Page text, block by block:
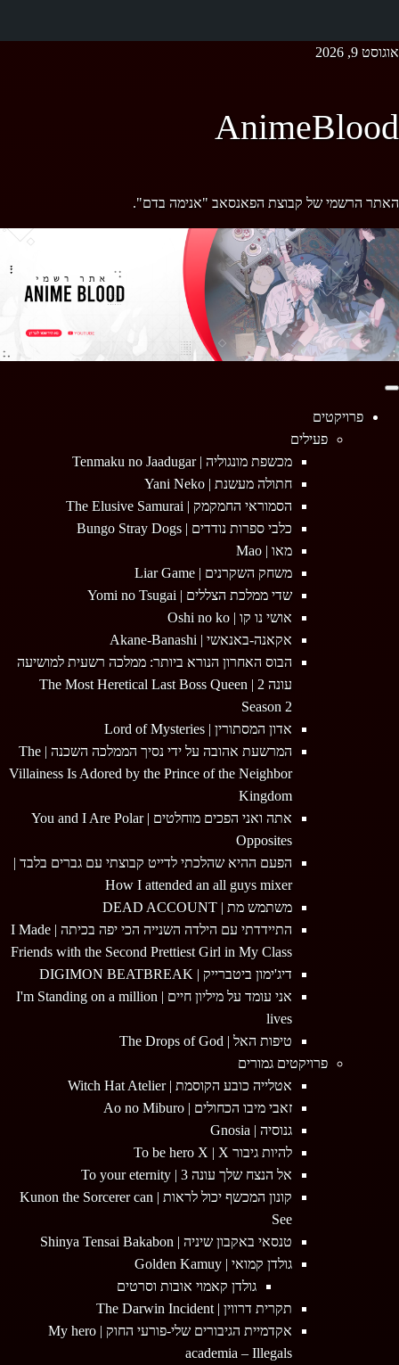
Skip
אוגוסט 9, 2026
AnimeBlood
האתר הרשמי של קבוצת הפאנסאב "אנימה בדם".
Menu פרויקטים
פעילים
מכשפת מונגוליה | Tenmaku no Jaadugar
חתולה מעשנת | Yani Neko
הסמוראי החמקמק | The Elusive Samurai
כלבי ספרות נודדים | Bungo Stray Dogs
מאו | Mao
משחק השקרנים | Liar Game
שדי ממלכת הצללים | Yomi no Tsugai
אושי נו קו | Oshi no ko
אקאנה-באנאשי | Akane-Banashi
הבוס האחרון הנורא ביותר: ממלכה רשעית למושיעה
עונה 2 | The Most Heretical Last Boss Queen
Season 2
אדון המסתורין | Lord of Mysteries
המרשעת אהובה על ידי נסיך הממלכה השכנה | The
Villainess Is Adored by the Prince of the Neighbor
Kingdom
אתה ואני הפכים מוחלטים | You and I Are Polar
Opposites
הפעם ההיא שהלכתי לדייט קבוצתי עם גברים בלבד |
How I attended an all guys mixer
משתמש מת | DEAD ACCOUNT
התיידדתי עם הילדה השנייה הכי יפה בכיתה | I Made
Friends with the Second Prettiest Girl in My Class
דיג'ימון ביטברייק | DIGIMON BEATBREAK
אני עומד על מיליון חיים | I'm Standing on a million
lives
טיפות האל | The Drops of God
פרויקטים גמורים
אטלייה כובע הקוסמת | Witch Hat Atelier
זאבי מיבו הכחולים | Ao no Miburo
גנוסיה | Gnosia
להיות גיבור To be hero X | X
אל הנצח שלך עונה 3 | To your eternity
קונון המכשף יכול לראות | Kunon the Sorcerer can
See
טנסאי באקבון שיניה | Shinya Tensai Bakabon
גולדן קמואי | Golden Kamuy
גולדן קאמוי אובות וסרטים
תקרית דרווין | The Darwin Incident
אקדמיית הגיבורים שלי-פורעי החוק | My hero
academia – Illegals